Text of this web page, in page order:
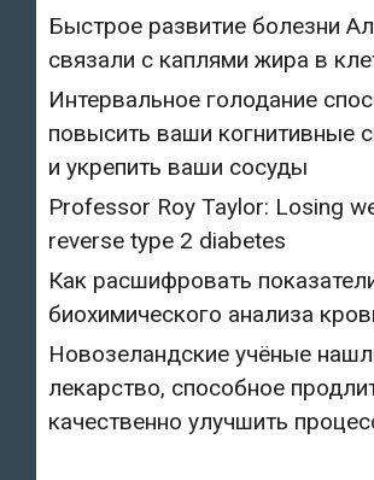
Быстрое развитие болезни
связали с каплями жира в
Интервальное голодание
повысить ваши когнитивные
и укрепить ваши сосуды
Professor Roy Taylor: Losing
reverse type 2 diabetes
Как расшифровать
биохимического анализа
Новозеландские учёные
лекарство, способное
качественно улучшить